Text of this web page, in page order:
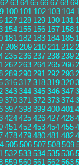
62 63 64 65 66 67 68 69
100 101 102 103 104
127 128 129 130 131
154 155 156 157 158
181 182 183 184 185
208 209 210 211 212
235 236 237 238 239
262 263 264 265 266
289 290 291 292 293
316 317 318 319 320
343 344 345 346 347
370 371 372 373 374
397 398 399 400 401
424 425 426 427 428
451 452 453 454 455
478 479 480 481 482
505 506 507 508 509
532 533 534 535 536
559 560 561 562 563